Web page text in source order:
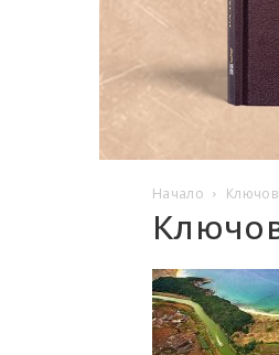
Начало